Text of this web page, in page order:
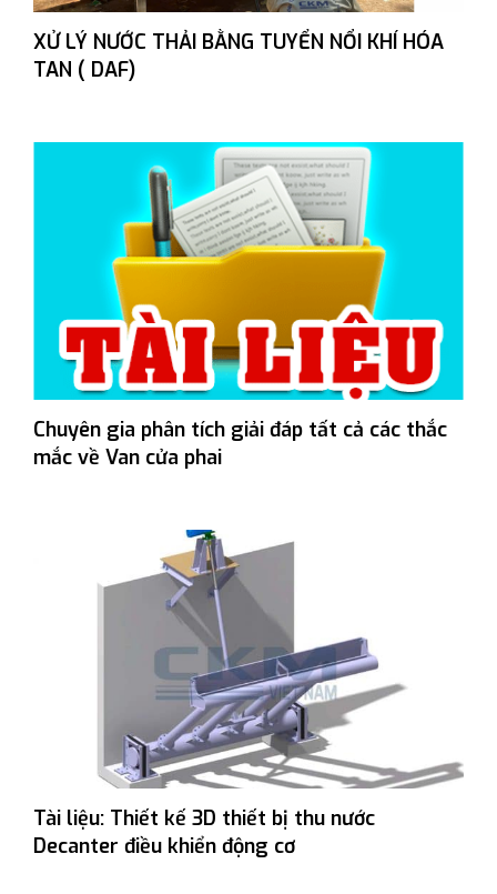
XỬ LÝ NƯỚC THẢI BẰNG TUYỂN NỔI KHÍ HÓA
TAN ( DAF)
Chuyên gia phân tích giải đáp tất cả các thắc
mắc về Van cửa phai
Tài liệu: Thiết kế 3D thiết bị thu nước
Decanter điều khiển động cơ